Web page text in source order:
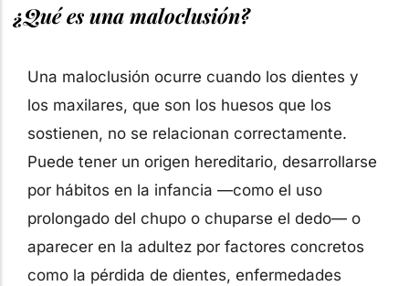
¿Qué es una maloclusión?
Una maloclusión ocurre cuando los dientes y
los maxilares, que son los huesos que los
sostienen, no se relacionan correctamente.
Puede tener un origen hereditario, desarrollarse
por hábitos en la infancia —como el uso
prolongado del chupo o chuparse el dedo— o
aparecer en la adultez por factores concretos
como la pérdida de dientes, enfermedades